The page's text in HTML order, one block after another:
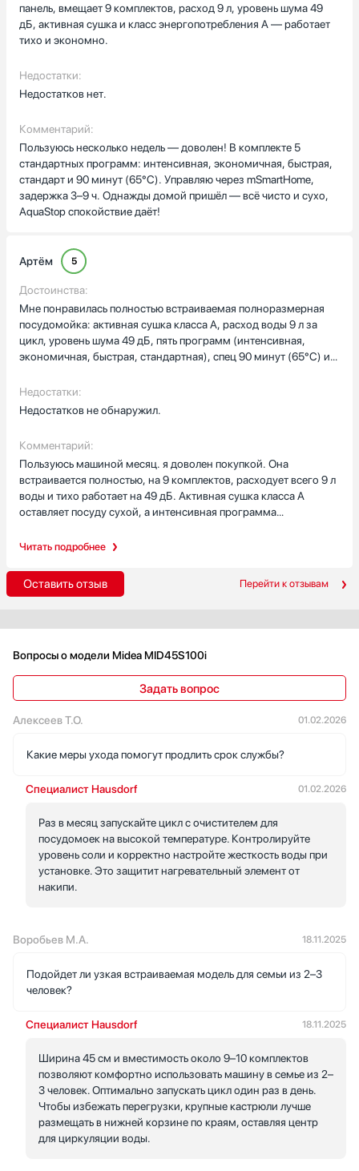
панель, вмещает 9 комплектов, расход 9 л, уровень шума 49
дБ, активная сушка и класс энергопотребления A — работает
тихо и экономно.
Недостатки:
Недостатков нет.
Комментарий:
Пользуюсь несколько недель — доволен! В комплекте 5
стандартных программ: интенсивная, экономичная, быстрая,
стандарт и 90 минут (65°C). Управляю через mSmartHome,
задержка 3–9 ч. Однажды домой пришёл — всё чисто и сухо,
AquaStop спокойствие даёт!
Читать подробнее
Артём 5
Достоинства:
Мне понравилась полностью встраиваемая полноразмерная
посудомойка: активная сушка класса A, расход воды 9 л за
цикл, уровень шума 49 дБ, пять программ (интенсивная,
экономичная, быстрая, стандартная), спец 90 минут (65°C) и
стали, управление через mSmartHome, жёсткое крепление
фасада, AquaStop. Отсрочка 3-9 ч, электронное управление,
Недостатки:
Недостатков не обнаружил.
Комментарий:
Пользуюсь машиной месяц. я доволен покупкой. Она
встраивается полностью, на 9 комплектов, расходует всего 9 л
воды и тихо работает на 49 дБ. Активная сушка класса A
оставляет посуду сухой, а интенсивная программа
электронная панель и управление через mSmartHome делают
Оставить отзыв Перейти к отзывам
Вопросы о модели Midea MID45S100i
Задать вопрос
Алексеев Т.О. 01.02.2026
Какие меры ухода помогут продлить срок службы?
Специалист Hausdorf 01.02.2026
Раз в месяц запускайте цикл с очистителем для
посудомоек на высокой температуре. Контролируйте
уровень соли и корректно настройте жесткость воды при
установке. Это защитит нагревательный элемент от
накипи.
Воробьев М.А. 18.11.2025
Подойдет ли узкая встраиваемая модель для семьи из 2–3
человек?
Специалист Hausdorf 18.11.2025
Ширина 45 см и вместимость около 9–10 комплектов
позволяют комфортно использовать машину в семье из 2–
3 человек. Оптимально запускать цикл один раз в день.
Чтобы избежать перегрузки, крупные кастрюли лучше
размещать в нижней корзине по краям, оставляя центр
для циркуляции воды.